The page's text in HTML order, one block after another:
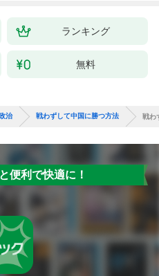
ランキング
無料
治 戦わずして中国に勝つ方法 戦わ
便利で快適に！